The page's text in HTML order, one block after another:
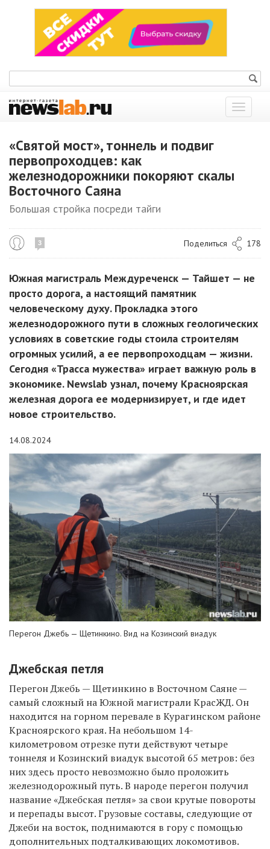
Показать
меню
«Святой мост», тоннель и подвиг
первопроходцев: как
железнодорожники покоряют скалы
Восточного Саяна
Большая стройка посреди тайги
3 Поделиться 178
Южная магистраль Междуреченск — Тайшет — не
просто дорога, а настоящий памятник
человеческому духу. Прокладка этого
железнодорожного пути в сложных геологических
условиях в советские годы стоила строителям
огромных усилий, а ее первопроходцам — жизни.
Сегодня «Трасса мужества» играет важную роль в
экономике. Newslab узнал, почему Красноярская
железная дорога ее модернизирует, и где идет
новое строительство.
14.08.2024
Перегон Джебь — Щетинкино. Вид на Козинский виадук
Джебская петля
Перегон Джебь — Щетинкино в Восточном Саяне —
самый сложный на Южной магистрали КрасЖД. Он
находится на горном перевале в Курагинском районе
Красноярского края. На небольшом 14-
километровом отрезке пути действуют четыре
тоннеля и Козинский виадук высотой 65 метров: без
них здесь просто невозможно было проложить
железнодорожный путь. В народе перегон получил
название «Джебская петля» за свои крутые повороты
и перепады высот. Грузовые составы, следующие от
Джеби на восток, поднимаются в гору с помощью
дополнительных подталкивающих локомотивов.